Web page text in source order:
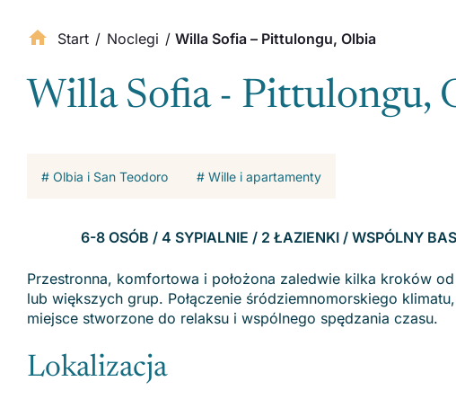
Start / Noclegi / Willa Sofia – Pittulongu, Olbia
Willa Sofia - Pittulongu,
# Olbia i San Teodoro # Wille i apartamenty
6-8 OSÓB / 4 SYPIALNIE / 2 ŁAZIENKI / WSPÓLNY
Przestronna, komfortowa i położona zaledwie kilka kroków
lub większych grup. Połączenie śródziemnomorskiego
miejsce stworzone do relaksu i wspólnego spędzania czasu.
Lokalizacja